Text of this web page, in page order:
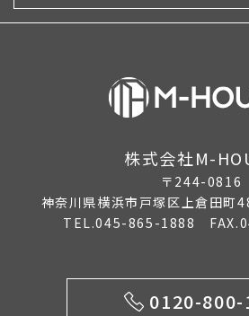
2025年1月
2024年11月
2024年5月
2024年2月
2024年1月
2023年11月
株式会社M-
〒244-0816
神奈川県横浜市戸塚区上倉田町
TEL.045-865-1888
0120-800-